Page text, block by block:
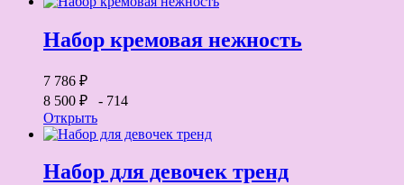
Набор кремовая нежность
7 786 ₽
8 500 ₽ - 714
Открыть
Набор для девочек тренд